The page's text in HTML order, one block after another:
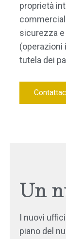
proprietà
sicurezza
(operazioni
tutela dei
Un
I nuovi
piano del